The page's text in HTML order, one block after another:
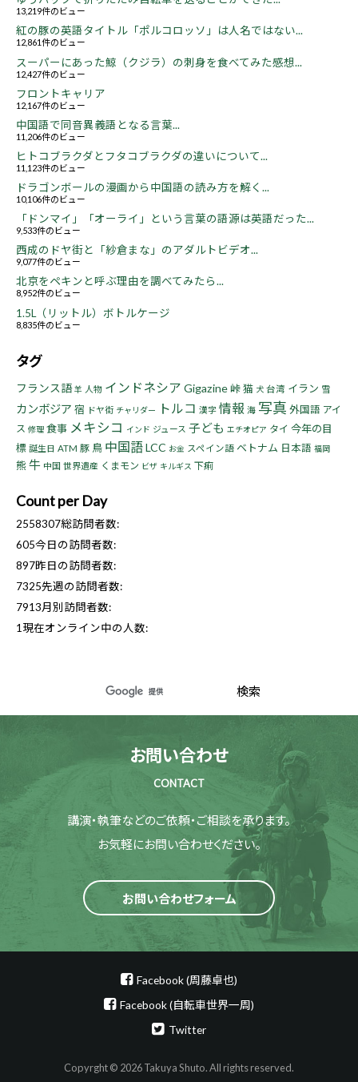
13,219件のビュー
紅の豚の英語タイトル「ポルコロッソ」は人名ではない...
12,861件のビュー
スーパーにあった鯨（クジラ）の刺身を食べてみた感想...
12,427件のビュー
フロントキャリア
12,167件のビュー
中国語で同音異義語となる言葉...
11,206件のビュー
ヒトコブラクダとフタコブラクダの違いについて...
11,123件のビュー
ドラゴンボールの漫画から中国語の読み方を解く...
10,106件のビュー
「ドンマイ」「オーライ」という言葉の語源は英語だった...
9,533件のビュー
西成のドヤ街と「紗倉まな」のアダルトビデオ...
9,077件のビュー
北京をペキンと呼ぶ理由を調べてみたら...
8,952件のビュー
1.5L（リットル）ボトルケージ
8,835件のビュー
タグ
フランス語 羊 人物 インドネシア Gigazine峠猫 犬 台湾 イラン 雪
カンボジア 宿 ドヤ街 チャリダー トルコ 漢字 情報 海 写真 外国語 アイ
ス 修理 食事 メキシコ インド ジュース 子ども エチオピア タイ 今年の目
標 誕生日 ATM 豚 鳥 中国語LCC お金 スペイン語 ベトナム 日本語 福岡
熊牛 中国 世界遺産 くまモン ビザ キルギス 下痢
Count per Day
2558307総訪問者数:
605今日の訪問者数:
897昨日の訪問者数:
7325先週の訪問者数:
7913月別訪問者数:
1 現在オンライン中の人数:
お問い合わせ
CONTACT
講演・執筆などのご依頼・ご相談を承ります。
お気軽にお問い合わせください。
お問い合わせフォーム
Facebook (周藤卓也)
Facebook (自転車世界一周)
Twitter
Copyrght © 2026 Takuya Shuto. All rights reserved.